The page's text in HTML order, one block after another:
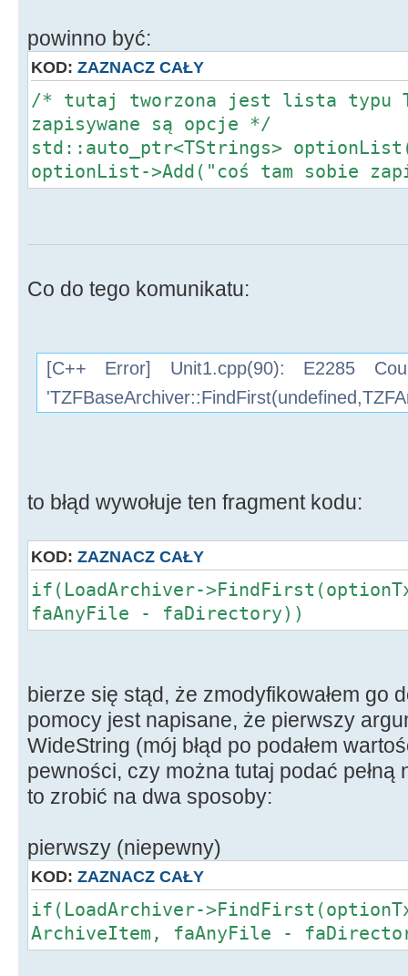
powinno być:
KOD: ZAZNACZ CAŁY
/* tutaj tworzona jest lista typu
zapisywane są opcje */
std::auto_ptr<TStrings>
optionList->Add("coś tam sobie
Co do tego komunikatu:
[C++ Error] Unit1.cpp(90): E2285
to błąd wywołuje ten fragment kodu:
KOD: ZAZNACZ CAŁY
if(LoadArchiver-
faAnyFile - faDirectory))
bierze się stąd, że zmodyfikowałem go
pomocy jest napisane, że pierwszy
WideString (mój błąd po podałem
pewności, czy można tutaj podać
to zrobić na dwa sposoby:
pierwszy (niepewny)
KOD: ZAZNACZ CAŁY
if(LoadArchiver-
ArchiveItem, faAnyFile -